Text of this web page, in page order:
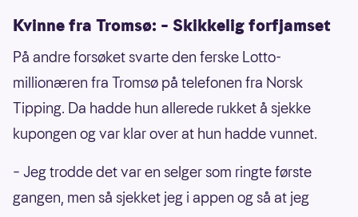
Kvinne fra Tromsø: – Skikkelig forfjamset
På andre forsøket svarte den ferske Lotto-
millionæren fra Tromsø på telefonen fra Norsk
Tipping. Da hadde hun allerede rukket å sjekke
kupongen og var klar over at hun hadde vunnet.
– Jeg trodde det var en selger som ringte første
gangen, men så sjekket jeg i appen og så at jeg